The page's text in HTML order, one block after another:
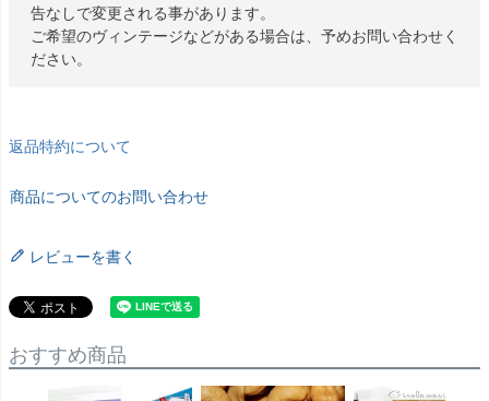
告なしで変更される事があります。
ご希望のヴィンテージなどがある場合は、予めお問い合わせく
ださい。
返品特約について
商品についてのお問い合わせ
レビューを書く
おすすめ商品